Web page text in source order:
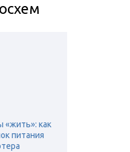
«жить»: как
питания